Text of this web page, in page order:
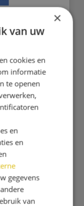
×
van uw
cookies en
informatie
te openen
en
en
gegevens
van